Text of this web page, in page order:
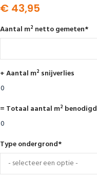
€ 43,95
Aantal m² netto gemeten*
+ Aantal m² snijverlies
= Totaal aantal m² benodigd
Type ondergrond*